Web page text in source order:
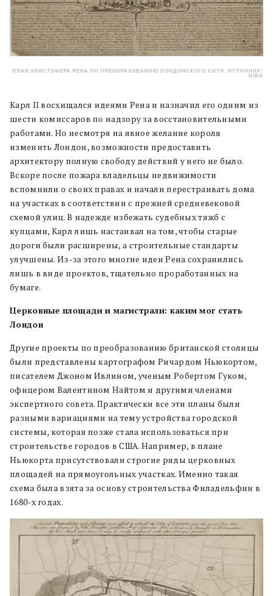
ПЛАН КРИСТОФЕРА РЕНА ПО ПРЕОБРАЗОВАНИЮ ЛОНДОНСКОГО СИТИ. ИСТОЧНИК:
RIBA
Карл II восхищался идеями Рена и назначил его одним из
шести комиссаров по надзору за восстановительными
работами. Но несмотря на явное желание короля
изменить Лондон, возможности предоставить
архитектору полную свободу действий у него не было.
Вскоре после пожара владельцы недвижимости
вспомнили о своих правах и начали перестраивать дома
на участках в соответствии с прежней средневековой
схемой улиц. В надежде избежать судебных тяжб с
купцами, Карл лишь настаивал на том, чтобы старые
дороги были расширены, а строительные стандарты
улучшены. Из-за этого многие идеи Рена сохранились
лишь в виде проектов, тщательно проработанных на
бумаге.
Церковные площади и магистрали: каким мог стать
Лондон
Другие проекты по преобразованию британской столицы
были представлены картографом Ричардом Ньюкортом,
писателем Джоном Ивлином, ученым Робертом Гуком,
офицером Валентином Найтом и другими членами
экспертного совета. Практически все эти планы были
разными вариациями на тему устройства городской
системы, которая позже стала использоваться при
строительстве городов в США. Например, в плане
Ньюкорта присутствовали строгие ряды церковных
площадей на прямоугольных участках. Именно такая
схема была взята за основу строительства Филадельфии в
1680-х годах.